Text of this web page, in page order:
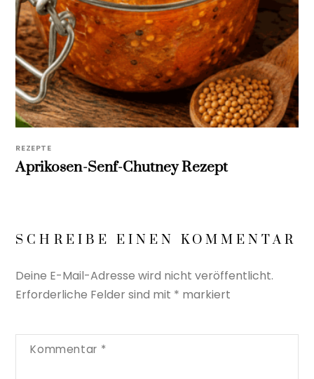
REZEPTE
Aprikosen-Senf-Chutney Rezept
SCHREIBE EINEN KOMMENTAR
Deine E-Mail-Adresse wird nicht veröffentlicht.
Erforderliche Felder sind mit * markiert
Kommentar *